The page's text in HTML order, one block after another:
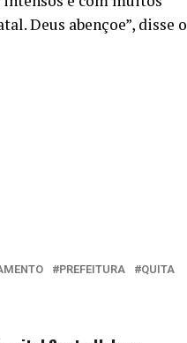
Deus abençoe”, disse o
PREFEITURA
QUITA